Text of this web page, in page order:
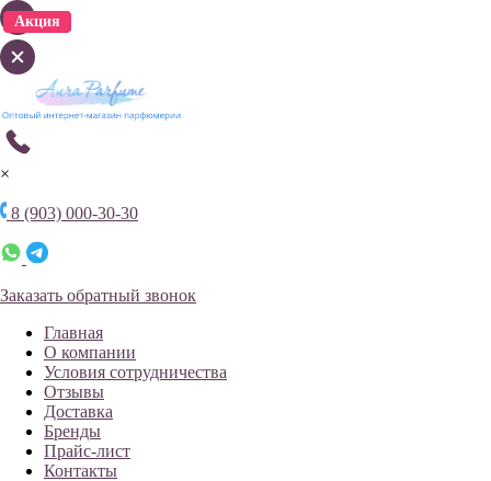
×
8 (903) 000-30-30
Заказать обратный звонок
Главная
О компании
Условия сотрудничества
Отзывы
Доставка
Бренды
Прайс-лист
Контакты
Акция
Акция
Акция
Акция
Акция
Акция